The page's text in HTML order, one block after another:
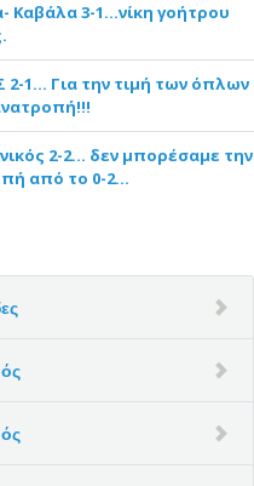
Καβάλα 3-1…νίκη γοήτρου
2-1… Για την τιμή των όπλων
2-2… δεν μπορέσαμε την
από το 0-2…